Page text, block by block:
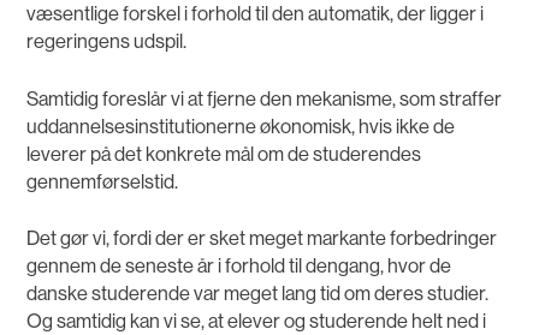
væsentlige forskel i forhold til den automatik, der ligger i
regeringens udspil.
Samtidig foreslår vi at fjerne den mekanisme, som straffer
uddannelsesinstitutionerne økonomisk, hvis ikke de
leverer på det konkrete mål om de studerendes
gennemførselstid.
Det gør vi, fordi der er sket meget markante forbedringer
gennem de seneste år i forhold til dengang, hvor de
danske studerende var meget lang tid om deres studier.
Og samtidig kan vi se, at elever og studerende helt ned i